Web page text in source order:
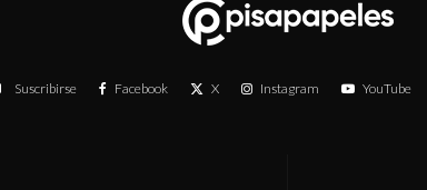
Suscribirse Facebook X Instagram YouTube